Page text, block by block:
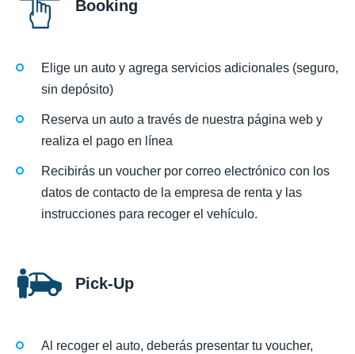
Booking
Elige un auto y agrega servicios adicionales (seguro,
sin depósito)
Reserva un auto a través de nuestra página web y
realiza el pago en línea
Recibirás un voucher por correo electrónico con los
datos de contacto de la empresa de renta y las
instrucciones para recoger el vehículo.
Pick-Up
Al recoger el auto, deberás presentar tu voucher,